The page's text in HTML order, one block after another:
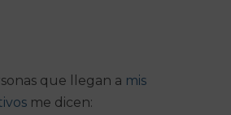
que llegan a mis
me dicen: